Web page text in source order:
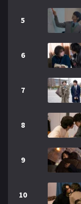
5
6
7
8
9
10